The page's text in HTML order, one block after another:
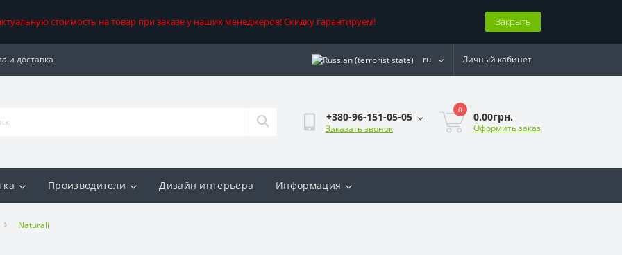
стоимость на товар при заказе у наших менеджеров! Скидку гарантируем! Закрыть
и доставка ru Личный кабинет
+380-96-151-05-05
Заказать звонок
0
0.00грн.
Оформить заказ
Производители Дизайн интерьера Информация
Naturali